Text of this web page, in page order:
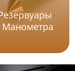
Манометра